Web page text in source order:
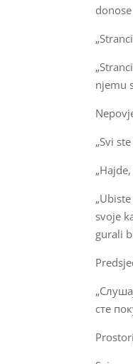
njemu
„Svi
svoje
gurali
сте